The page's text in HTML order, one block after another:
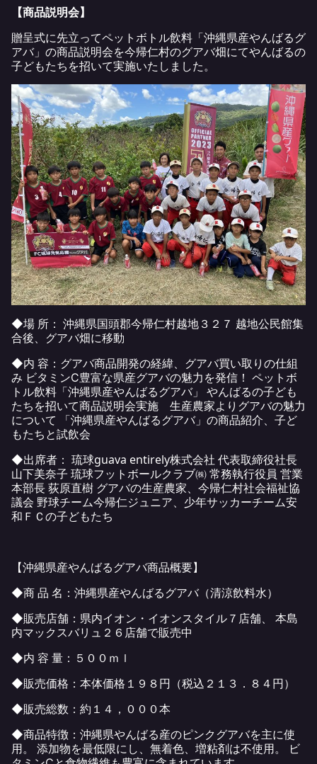
【商品説明会】
贈呈式に先立ってペットボトル飲料「沖縄県産やんばるグ
アバ」の商品説明会を今帰仁村のグアバ畑にてやんばるの
子どもたちを招いて実施いたしました。
◆場 所： 沖縄県国頭郡今帰仁村越地３２７ 越地公民館集
合後、グアバ畑に移動
◆内 容：グアバ商品開発の経緯、グアバ買い取りの仕組
み ビタミンⅭ豊富な県産グアバの魅力を発信！ ペットボ
トル飲料「沖縄県産やんばるグアバ」 やんばるの子ども
たちを招いて商品説明会実施 生産農家よりグアバの魅力
について 「沖縄県産やんばるグアバ」の商品紹介、子ど
もたちと試飲会
◆出席者： 琉球guava entirely株式会社 代表取締役社長
山下美奈子 琉球フットボールクラブ㈱ 常務執行役員 営業
本部長 荻原直樹 グアバの生産農家、今帰仁村社会福祉協
議会 野球チーム今帰仁ジュニア、少年サッカーチーム安
和ＦＣの子どもたち
【沖縄県産やんばるグアバ商品概要】
◆商 品 名：沖縄県産やんばるグアバ（清涼飲料水）
◆販売店舗：県内イオン・イオンスタイル７店舗、 本島
内マックスバリュ２６店舗で販売中
◆内 容 量：５００ｍｌ
◆販売価格：本体価格１９８円（税込２１３．８４円）
◆販売総数：約１４，０００本
◆商品特徴：沖縄県やんばる産のピンクグアバを主に使
用。 添加物を最低限にし、無着色、増粘剤は不使用。 ビ